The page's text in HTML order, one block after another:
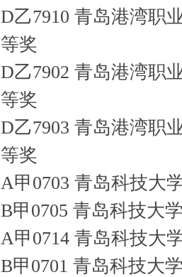
D乙7910 青岛港湾职
等奖
D乙7902 青岛港湾职
等奖
D乙7903 青岛港湾职
等奖
A甲0703 青岛科技大
B甲0705 青岛科技大
A甲0714 青岛科技大
B甲0701 青岛科技大